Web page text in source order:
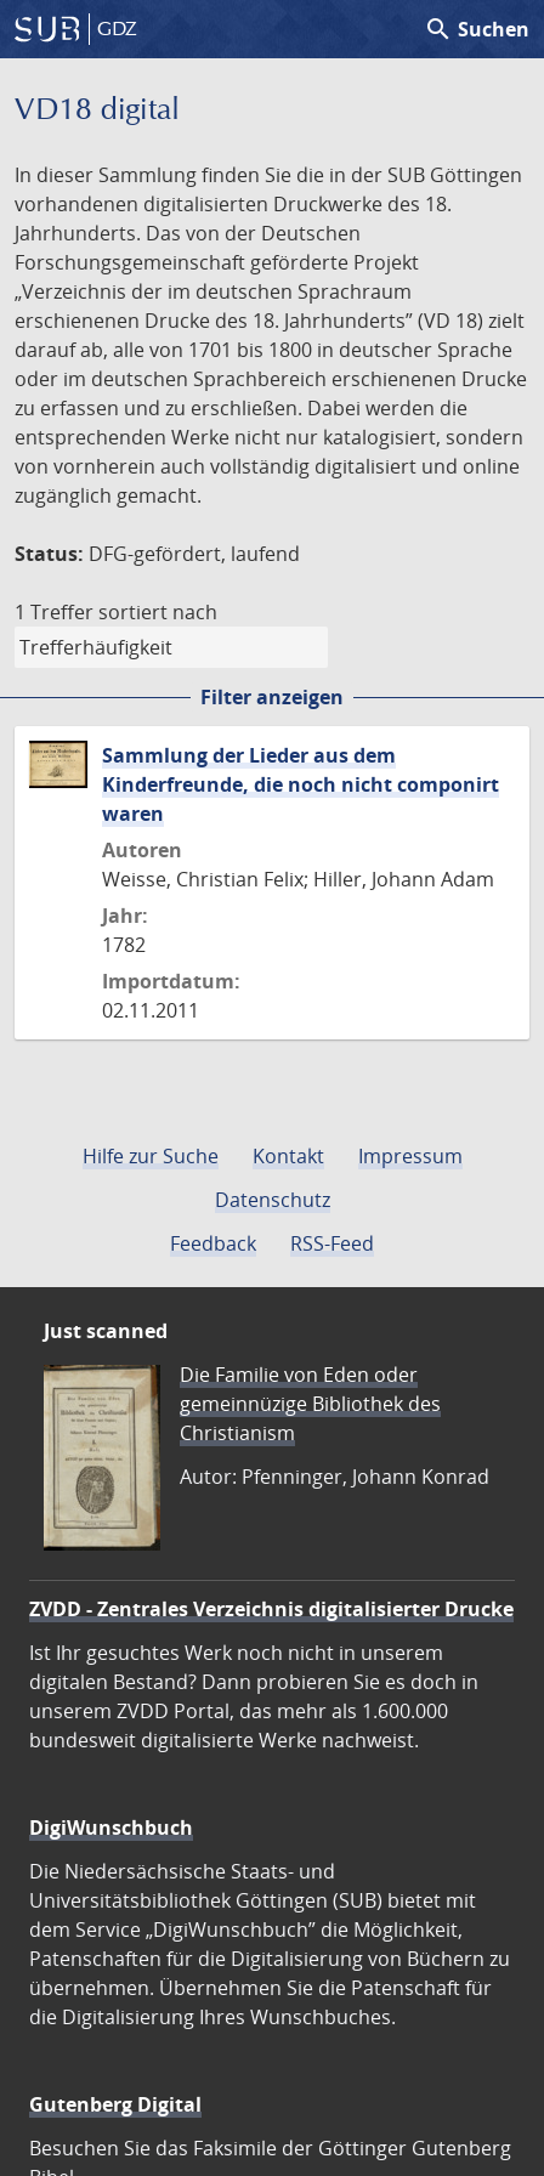
GDZ search Suchen
VD18 digital
In dieser Sammlung finden Sie die in der SUB Göttingen
vorhandenen digitalisierten Druckwerke des 18.
Jahrhunderts. Das von der Deutschen
Forschungsgemeinschaft geförderte Projekt
„Verzeichnis der im deutschen Sprachraum
erschienenen Drucke des 18. Jahrhunderts” (VD 18) zielt
darauf ab, alle von 1701 bis 1800 in deutscher Sprache
oder im deutschen Sprachbereich erschienenen Drucke
zu erfassen und zu erschließen. Dabei werden die
entsprechenden Werke nicht nur katalogisiert, sondern
von vornherein auch vollständig digitalisiert und online
zugänglich gemacht.
Status: DFG-gefördert, laufend
1 Treffer sortiert nach
Filter anzeigen
Sammlung der Lieder aus dem
Kinderfreunde, die noch nicht componirt
waren
Autoren
Weisse, Christian Felix; Hiller, Johann Adam
Jahr:
1782
Importdatum:
02.11.2011
Hilfe zur Suche Kontakt
Impressum
Datenschutz
Feedback
RSS-Feed
Just scanned
Die Familie von Eden oder
gemeinnüzige Bibliothek des
Christianism
Autor: Pfenninger, Johann Konrad
ZVDD - Zentrales Verzeichnis digitalisierter Drucke
Ist Ihr gesuchtes Werk noch nicht in unserem
digitalen Bestand? Dann probieren Sie es doch in
unserem ZVDD Portal, das mehr als 1.600.000
bundesweit digitalisierte Werke nachweist.
DigiWunschbuch
Die Niedersächsische Staats- und
Universitätsbibliothek Göttingen (SUB) bietet mit
dem Service „DigiWunschbuch” die Möglichkeit,
Patenschaften für die Digitalisierung von Büchern zu
übernehmen. Übernehmen Sie die Patenschaft für
die Digitalisierung Ihres Wunschbuches.
Gutenberg Digital
Besuchen Sie das Faksimile der Göttinger Gutenberg